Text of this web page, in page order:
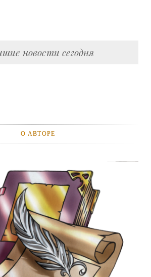
новости сегодня
О АВТОРЕ